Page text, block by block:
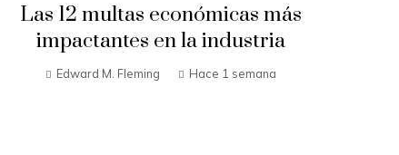
Las 12 multas económicas más
impactantes en la industria
Edward M. Fleming Hace 1 semana